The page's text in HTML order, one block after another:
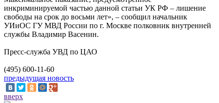
инкриминируемой частью данной статьи УК РФ – лишение
свободы на срок до восьми лет», – сообщил начальник
УИиОС ГУ МВД России по г. Москве полковник внутренней
службы Владимир Васенин.
Пресс-служба УВД по ЦАО
(495) 600-11-60
предыдущая новость
вверх